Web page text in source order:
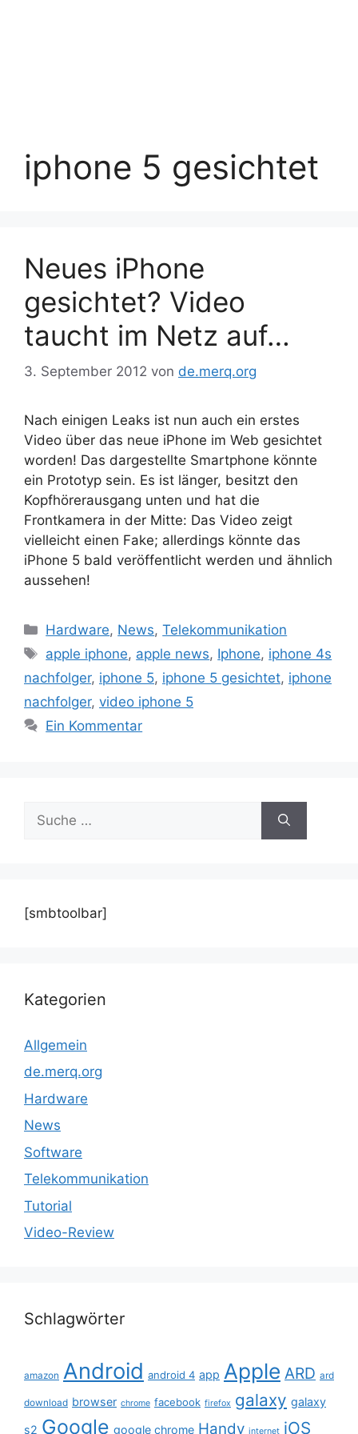
iphone 5 gesichtet
Neues iPhone
gesichtet? Video
taucht im Netz auf…
3. September 2012 von de.merq.org
Nach einigen Leaks ist nun auch ein erstes
Video über das neue iPhone im Web gesichtet
worden! Das dargestellte Smartphone könnte
ein Prototyp sein. Es ist länger, besitzt den
Kopfhörerausgang unten und hat die
Frontkamera in der Mitte: Das Video zeigt
vielleicht einen Fake; allerdings könnte das
iPhone 5 bald veröffentlicht werden und ähnlich
aussehen!
Kategorien
Hardware, News,Telekommunikation
Schlagwörter
apple iphone, apple news, Iphone, iphone 4s
nachfolger, iphone 5, iphone 5 gesichtet, iphone
nachfolger, video iphone 5
Ein Kommentar
nach:
[smbtoolbar]
Kategorien
Allgemein
de.merq.org
Hardware
News
Software
Telekommunikation
Tutorial
Video-Review
Schlagwörter
amazon Android android 4 app Apple ARD ard
download browser chrome facebook firefox galaxy galaxy
s2 Google google chrome Handy internet iOS